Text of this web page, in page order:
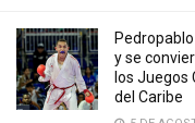
y se
los Juegos
del Caribe